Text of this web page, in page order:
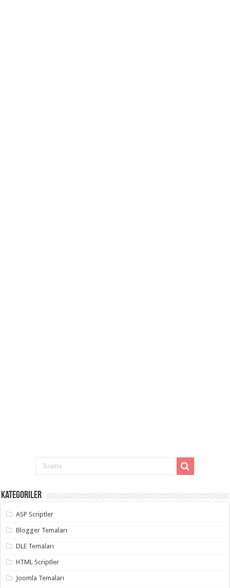
Kategoriler
ASP Scriptler
Blogger Temaları
DLE Temaları
HTML Scriptler
Joomla Temaları